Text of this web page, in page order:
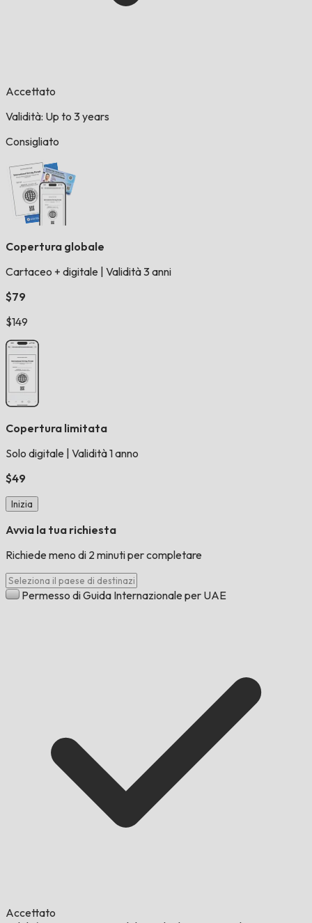
Accettato
Validità: Up to 3 years
Consigliato
Copertura globale
Cartaceo + digitale Validità 3 anni
$79
$149
Copertura limitata
Solo digitale Validità 1 anno
$49
Inizia
Avvia la tua richiesta
Richiede meno di 2 minuti per completare
Permesso di Guida Internazionale per UAE
Accettato